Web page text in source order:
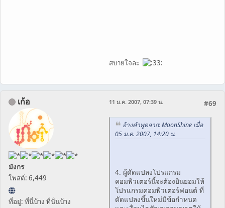
สบายใจละ
เก้อ
มังกร
โพสต์: 6,449
ที่อยู่: ที่นี่บ้าง ที่นั่นบ้าง
#69
11 ม.ค. 2007, 07:39 น.
อ้างคำพูดจาก: MoonShine เมื่อ
05 ม.ค. 2007, 14:20 น.
4. ผู้ดัดแปลงโปรแกรม
คอมพิวเตอร์นี้จะต้องยินยอมให้
โปรแกรมคอมพิวเตอร์ฟอนต์ ที่
ดัดแปลงขึ้นใหม่มีข้อกำหนด